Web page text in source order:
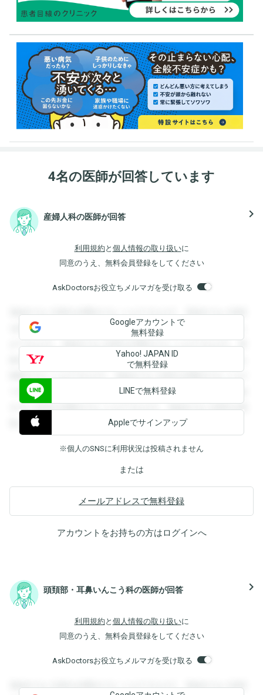
4名の医師が回答しています
産婦人科の医師が回答 navigate_next
利用規約 と 個人情報の取り扱いに
同意のうえ、無料会員登録をしてください
AskDoctorsお役立ちメルマガを受け取る
登録すると回答を閲覧することができます。登録すると回答
を閲覧することができます。登録すると回答を閲覧すること
ができます。登録すると回答を閲覧することができます。登
録すると回答を閲覧することができます。登録すると回答を
閲覧することができます。登録すると回答を閲覧することが
できます。登録すると回答を閲覧することができます。登録
すると回答を閲覧することができます。登録すると回答を閲
覧することができます。
Googleアカウントで
無料登録
Yahoo! JAPAN ID
で無料登録
LINEで無料登録
Appleでサインアップ
※個人のSNSに利用状況は投稿されません
または
メールアドレスで無料登録
アカウントをお持ちの方はログインへ
頭頚部・耳鼻いんこう科の医師が回答 navigate_next
利用規約 と 個人情報の取り扱いに
同意のうえ、無料会員登録をしてください
AskDoctorsお役立ちメルマガを受け取る
登録すると回答を閲覧することができます。登録すると回答